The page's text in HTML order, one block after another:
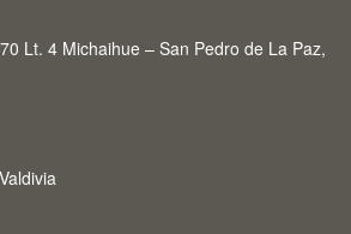
Lt. 4 Michaihue – San Pedro de La Paz,